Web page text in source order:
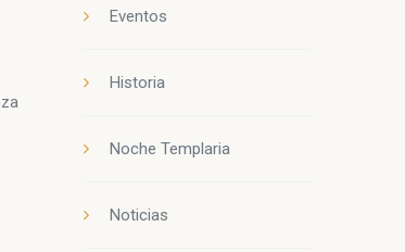
Eventos
Historia
Noche Templaria
Noticias